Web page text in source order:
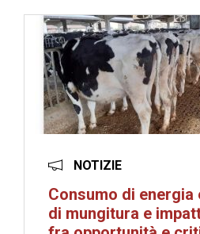
NOTIZIE
Consumo di
di mungitura e